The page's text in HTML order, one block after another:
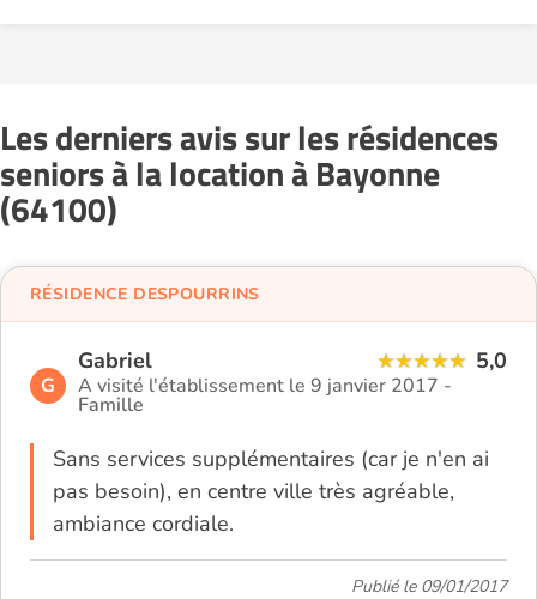
Les derniers avis sur les résidences
seniors à la location à Bayonne
(64100)
G
Gabriel 5,0
A visité l'établissement le 9 janvier 2017 -
Famille
Sans services supplémentaires (car je n'en ai
pas besoin), en centre ville très agréable,
ambiance cordiale.
RÉSIDENCE DESPOURRINS
Publié le 09/01/2017